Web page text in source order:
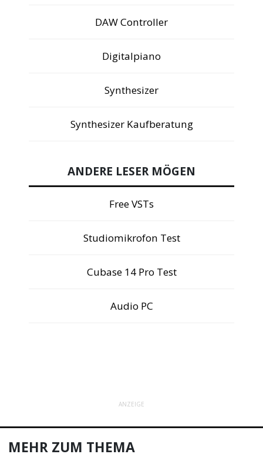
DAW Controller
Digitalpiano
Synthesizer
Synthesizer Kaufberatung
ANDERE LESER MÖGEN
Free VSTs
Studiomikrofon Test
Cubase 14 Pro Test
Audio PC
ANZEIGE
MEHR ZUM THEMA